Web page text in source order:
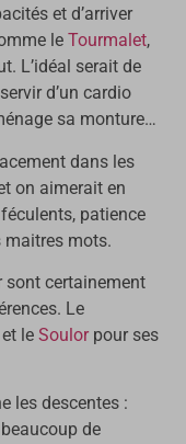
et d’arriver
le Tourmalet,
L’idéal serait de
d’un cardio
sa monture…
dans les
on aimerait en
patience
maitres mots.
sont certainement
Le
le Soulorpour ses
les descentes :
de